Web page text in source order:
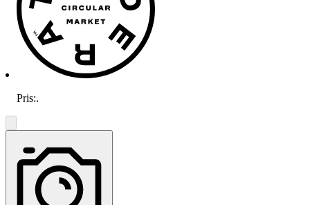
Pris:.